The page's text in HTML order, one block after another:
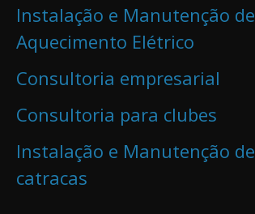
Instalação e Manutenção de
Aquecimento Elétrico
Consultoria empresarial
Consultoria para clubes
Instalação e Manutenção de
catracas